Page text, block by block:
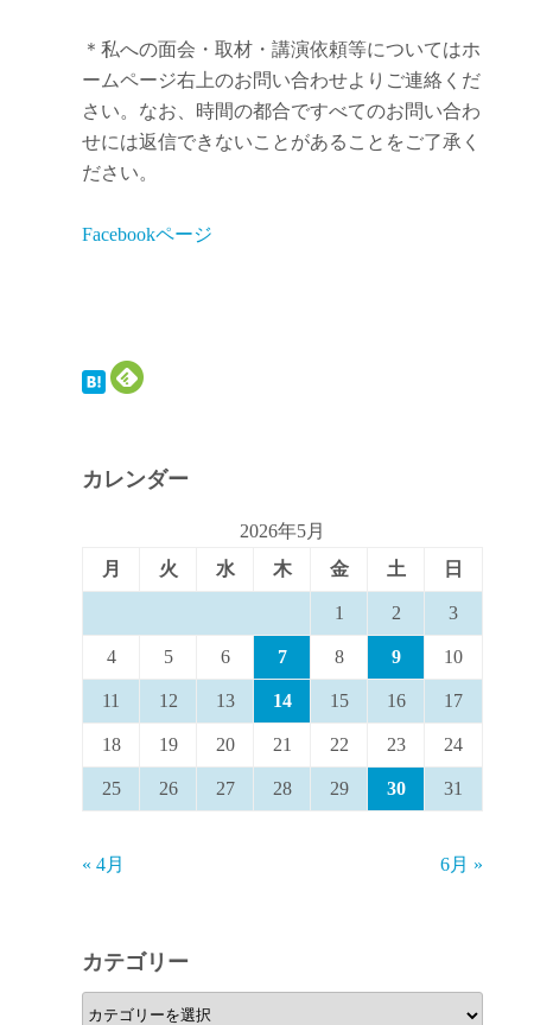
＊私への面会・取材・講演依頼等についてはホ
ームページ右上のお問い合わせよりご連絡くだ
さい。なお、時間の都合ですべてのお問い合わ
せには返信できないことがあることをご了承く
ださい。
Facebookページ
カレンダー
2026年5月
月
火 水 木 金 土 日
1 2 3
4 5 6 7 8 9 10
11 12 13 14 15 16 17
18 19 20 21 22 23 24
25 26 27 28 29 30 31
« 4月 6月 »
カテゴリー
カ